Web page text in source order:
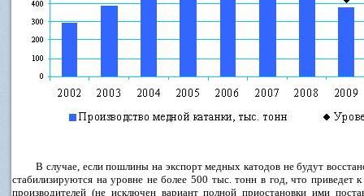
В случае, если пошлины на экспорт медных катодов не будут
стабилизируются на уровне не более 500 тыс. тонн в год, что
производителей (не исключен вариант полной приостановки ими